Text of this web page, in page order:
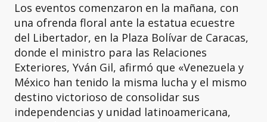
Los eventos comenzaron en la mañana, con
una ofrenda floral ante la estatua ecuestre
del Libertador, en la Plaza Bolívar de Caracas,
donde el ministro para las Relaciones
Exteriores, Yván Gil, afirmó que «Venezuela y
México han tenido la misma lucha y el mismo
destino victorioso de consolidar sus
independencias y unidad latinoamericana,